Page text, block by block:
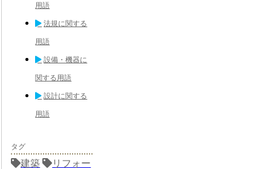
用語
法規に関する
用語
設備・機器に
関する用語
設計に関する
用語
タグ
建築
リフォー